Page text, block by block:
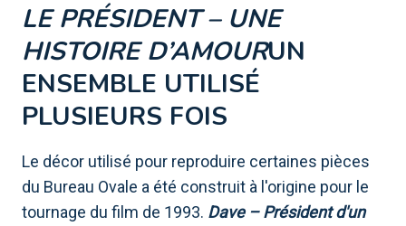
LE PRÉSIDENT – ​​UNE
HISTOIRE D’AMOURUN
ENSEMBLE UTILISÉ
PLUSIEURS FOIS
Le décor utilisé pour reproduire certaines pièces
du Bureau Ovale a été construit à l'origine pour le
tournage du film de 1993. Dave – Président d'un